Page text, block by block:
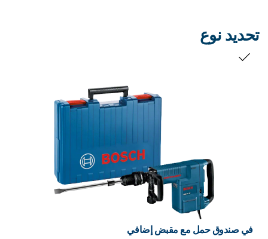
تحديد نوع
في صندوق حمل مع مقبض إضافي